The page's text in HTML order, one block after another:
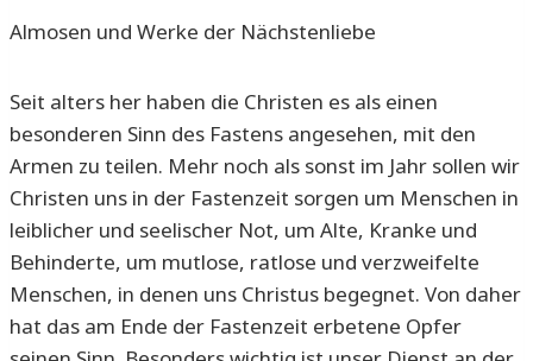
Almosen und Werke der Nächstenliebe
Seit alters her haben die Christen es als einen
besonderen Sinn des Fastens angesehen, mit den
Armen zu teilen. Mehr noch als sonst im Jahr sollen wir
Christen uns in der Fastenzeit sorgen um Menschen in
leiblicher und seelischer Not, um Alte, Kranke und
Behinderte, um mutlose, ratlose und verzweifelte
Menschen, in denen uns Christus begegnet. Von daher
hat das am Ende der Fastenzeit erbetene Opfer